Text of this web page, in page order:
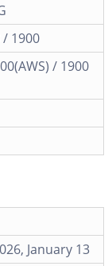
/ 1900
/ 1900
January 13